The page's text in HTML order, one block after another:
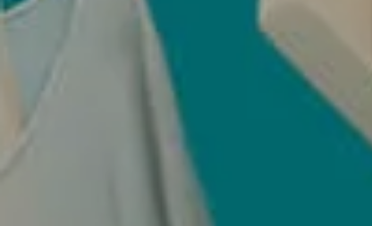
Language: